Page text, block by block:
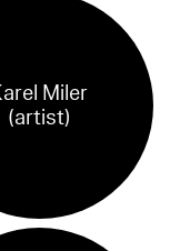
Miler
(artist)